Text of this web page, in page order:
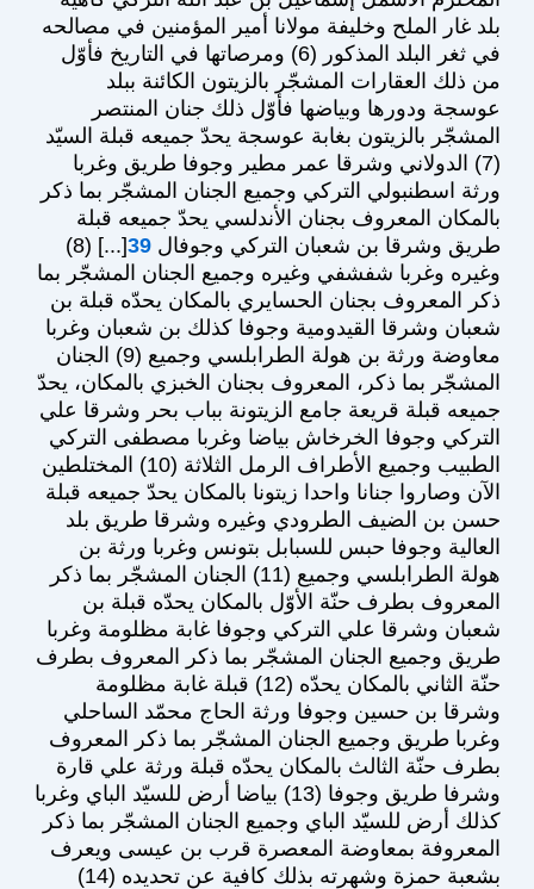
بلد غار الملح وخليفة مولانا أمير المؤمنين في مصالحه
في ثغر البلد المذكور (6) ومرصاتها في التاريخ فأوّل
من ذلك العقارات المشجّر بالزيتون الكائنة ببلد
عوسجة ودورها وبياضها فأوّل ذلك جنان المنتصر
المشجّر بالزيتون بغابة عوسجة يحدّ جميعه قبلة السيّد
(7) الدولاني وشرقا عمر مطير وجوفا طريق وغربا
ورثة اسطنبولي التركي وجميع الجنان المشجّر بما ذكر
بالمكان المعروف بجنان الأندلسي يحدّ جميعه قبلة
طريق وشرقا بن شعبان التركي وجوفال 39
[...] (8)
وغيره وغربا شفشفي وغيره وجميع الجنان المشجّر بما
ذكر المعروف بجنان الحسايري بالمكان يحدّه قبلة بن
شعبان وشرقا القيدومية وجوفا كذلك بن شعبان وغربا
معاوضة ورثة بن هولة الطرابلسي وجميع (9) الجنان
المشجّر بما ذكر، المعروف بجنان الخبزي بالمكان، يحدّ
جميعه قبلة قريعة جامع الزيتونة بباب بحر وشرقا علي
التركي وجوفا الخرخاش بياضا وغربا مصطفى التركي
الطبيب وجميع الأطراف الرمل الثلاثة (10) المختلطين
الآن وصاروا جنانا واحدا زيتونا بالمكان يحدّ جميعه قبلة
حسن بن الضيف الطرودي وغيره وشرقا طريق بلد
العالية وجوفا حبس للسبابل بتونس وغربا ورثة بن
هولة الطرابلسي وجميع (11) الجنان المشجّر بما ذكر
المعروف بطرف حنّة الأوّل بالمكان يحدّه قبلة بن
شعبان وشرقا علي التركي وجوفا غابة مظلومة وغربا
طريق وجميع الجنان المشجّر بما ذكر المعروف بطرف
حنّة الثاني بالمكان يحدّه (12) قبلة غابة مظلومة
وشرقا بن حسين وجوفا ورثة الحاج محمّد الساحلي
وغربا طريق وجميع الجنان المشجّر بما ذكر المعروف
بطرف حنّة الثالث بالمكان يحدّه قبلة ورثة علي قارة
وشرفا طريق وجوفا (13) بياضا أرض للسيّد الباي وغربا
كذلك أرض للسيّد الباي وجميع الجنان المشجّر بما ذكر
المعروفة بمعاوضة المعصرة قرب بن عيسى ويعرف
بشعبة حمزة وشهرته بذلك كافية عن تحديده (14)